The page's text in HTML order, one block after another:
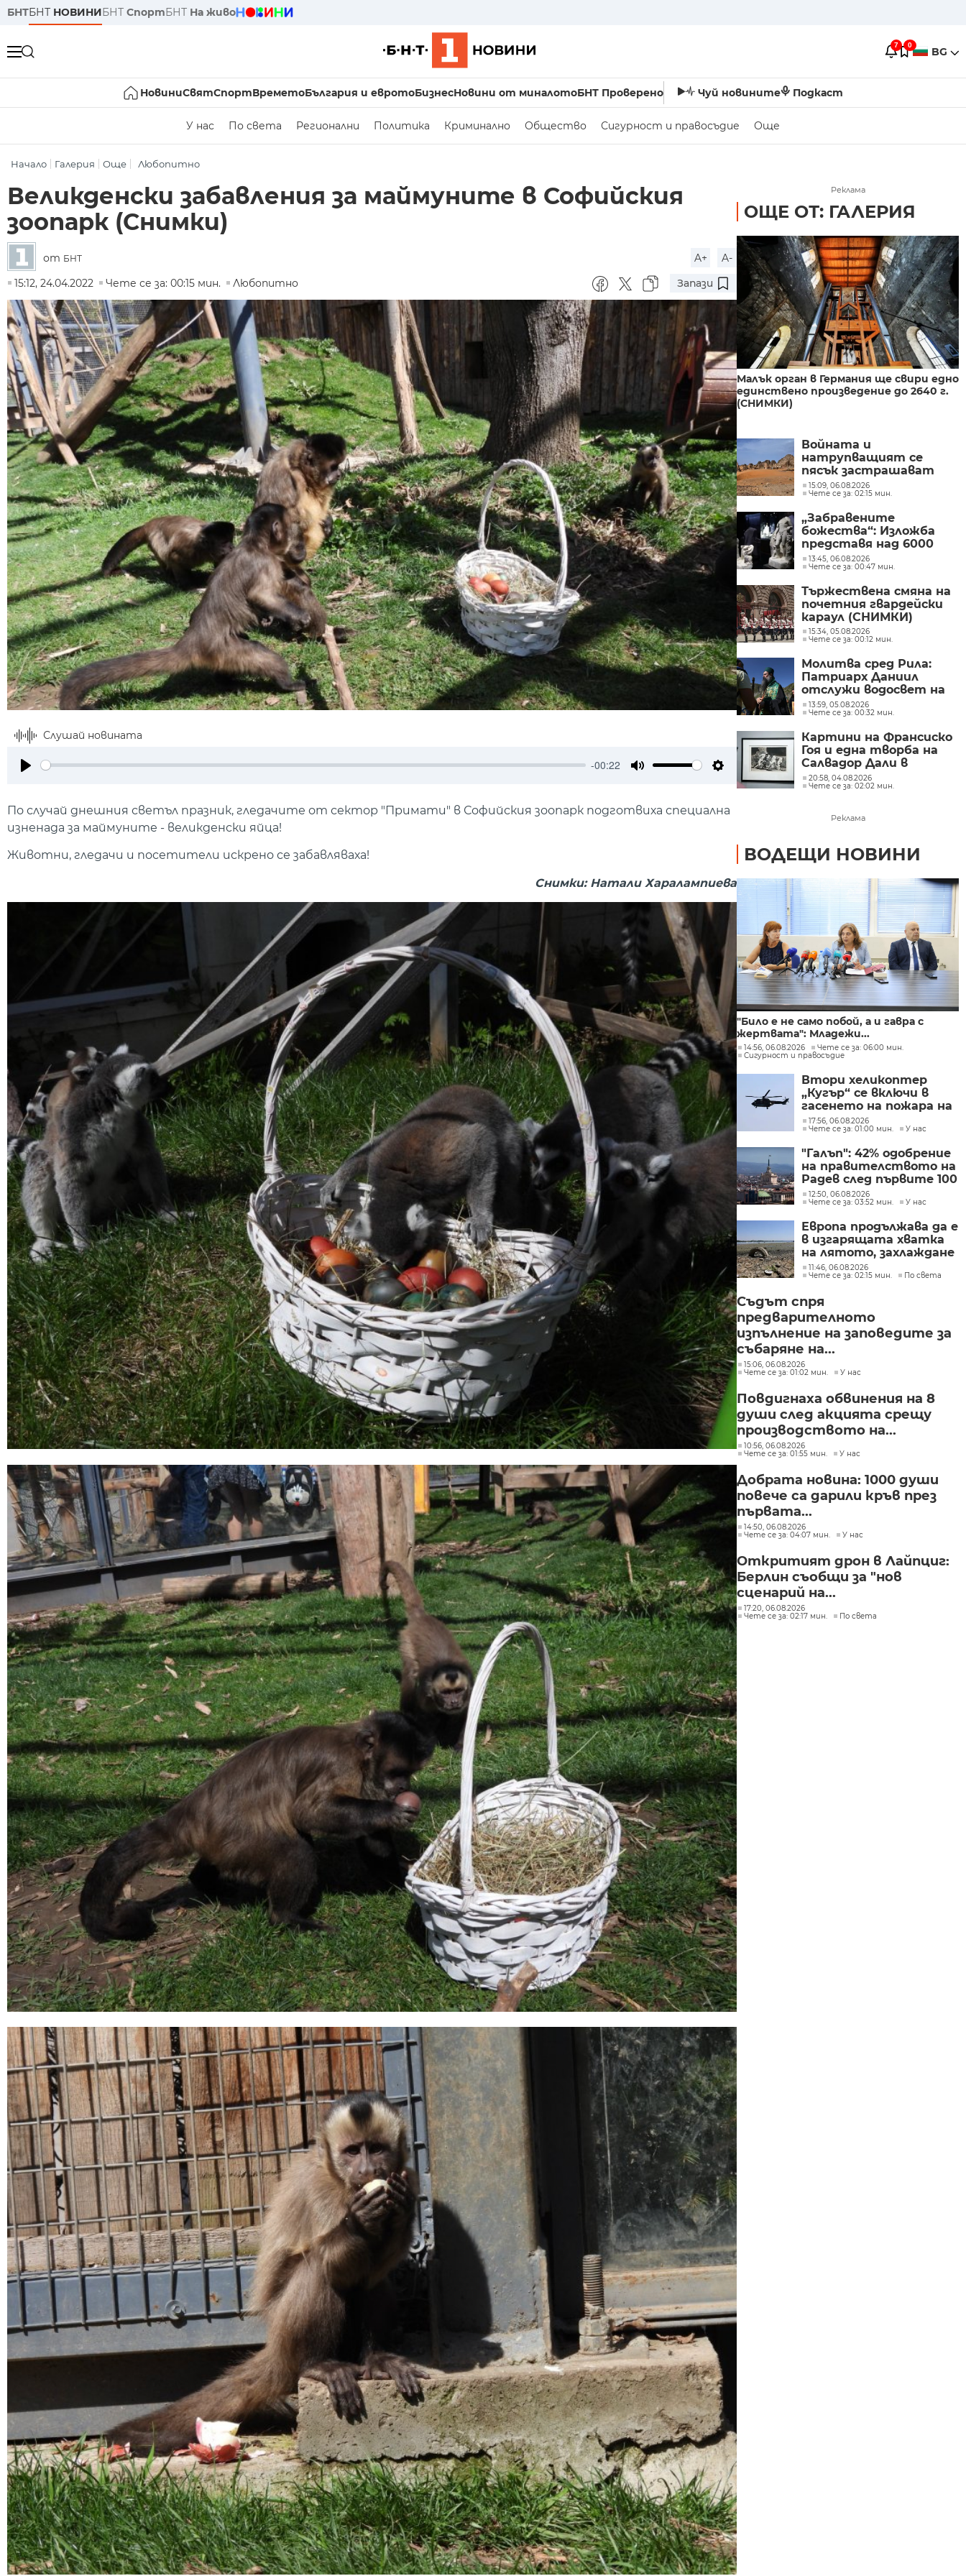
БНТБНТ НОВИНИБНТ СпортБНТ На живо
7 0 BG
НовиниСвятСпортВреметоБългария и евротоБизнесНовини от миналотоБНТ Проверено Чуй новините Подкаст
У нас По света Регионални Политика Криминално Общество Сигурност и правосъдие Още
Начало Галерия Още Любопитно
Великденски забавления за маймуните в Софийския
зоопарк (Снимки)
от БНТ A+
A-
15:12, 24.04.2022
Чете се за: 00:15 мин. Любопитно Запази
Слушай новината
-00:22
Settings
По случай днешния светъл празник, гледачите от сектор "Примати" в Софийския зоопарк подготвиха специална
изненада за маймуните - великденски яйца!
Животни, гледачи и посетители искрено се забавляваха!
Снимки: Натали Харалампиева
Реклама
ОЩЕ ОТ: ГАЛЕРИЯ
Малък орган в Германия ще свири едно
единствено произведение до 2640 г.
(СНИМКИ)
Войната и
натрупващият се
пясък застрашават
пирамидите в Судан
(СНИМКИ)
15:09, 06.08.2026
Чете се за: 02:15 мин.
„Забравените
божества“: Изложба
представя над 6000
години история на
религиозните вярвания
по българските земи
(СНИМКИ)
13:45, 06.08.2026
Чете се за: 00:47 мин.
Тържествена смяна на
почетния гвардейски
караул (СНИМКИ)
15:34, 05.08.2026
Чете се за: 00:12 мин.
Молитва сред Рила:
Патриарх Даниил
отслужи водосвет на
езерото Бъбрека
(СНИМКИ)
13:59, 05.08.2026
Чете се за: 00:32 мин.
Картини на Франсиско
Гоя и една творба на
Салвадор Дали в
„Квадрат 500“
(СНИМКИ)
20:58, 04.08.2026
Чете се за: 02:02 мин.
Реклама
ВОДЕЩИ НОВИНИ
"Било е не само побой, а и гавра с
жертвата": Младежи...
14:56, 06.08.2026
Чете се за: 06:00 мин.
Сигурност и правосъдие
Втори хеликоптер
„Кугър“ се включи в
гасенето на пожара на
автомагистрала
„Тракия“
17:56, 06.08.2026
Чете се за: 01:00 мин.
У нас
"Галъп": 42% одобрение
на правителството на
Радев след първите 100
дни управление
12:50, 06.08.2026
Чете се за: 03:52 мин.
У нас
Европа продължава да е
в изгарящата хватка
на лятото, захлаждане
се очаква в края на
седмицата
11:46, 06.08.2026
Чете се за: 02:15 мин.
По света
Съдът спря
предварителното
изпълнение на заповедите за
събаряне на...
15:06, 06.08.2026
Чете се за: 01:02 мин.
У нас
Повдигнаха обвинения на 8
души след акцията срещу
производството на...
10:56, 06.08.2026
Чете се за: 01:55 мин.
У нас
Добрата новина: 1000 души
повече са дарили кръв през
първата...
14:50, 06.08.2026
Чете се за: 04:07 мин.
У нас
Откритият дрон в Лайпциг:
Берлин съобщи за "нов
сценарий на...
17:20, 06.08.2026
Чете се за: 02:17 мин.
По света